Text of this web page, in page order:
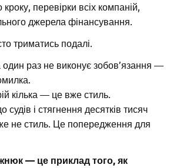
кроку, перевірки всіх компаній,
джерела фінансування.
триматись подалі.
раз не виконує зобов’язання —
кілька — це вже стиль.
судів і стягнення десятків тисяч
не стиль. Це попередження для
— це приклад того, як